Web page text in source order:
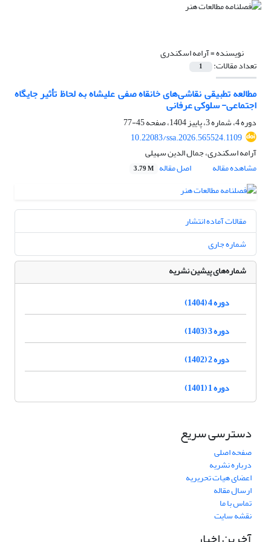
نویسنده =آرامه اسکندری
تعداد مقالات: 1
مطالعه تطبیقی نقاشی‌های خانقاه صفی علیشاه به لحاظ تأثیر جایگاه
اجتماعی- سلوکی عرفانی
دوره 4، شماره 3، پاییز 1404، صفحه
45-77
10.22083/ssa.2026.565524.1109
آرامه اسکندری، جمال الدین سهیلی
مشاهده مقاله
اصل مقاله 3.79 M
مقالات آماده انتشار
شماره جاری
شماره‌های پیشین نشریه
دوره 4 (1404)
دوره 3 (1403)
دوره 2 (1402)
دوره 1 (1401)
دسترسی سریع
صفحه اصلی
درباره نشریه
اعضای هیات تحریریه
ارسال مقاله
تماس با ما
نقشه سایت